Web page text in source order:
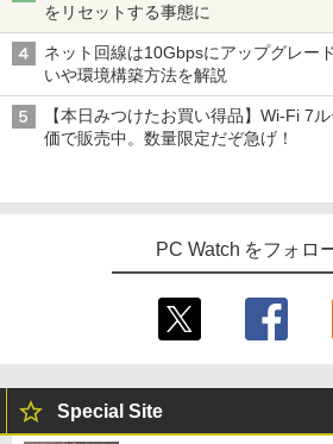
をリセットする事態に
ネット回線は10Gbpsにアップグレー
いや環境構築方法を解説
【本日みつけたお買い得品】Wi-Fi 7
価で販売中。数量限定だぞ急げ！
PC Watch をフォロ
Special Site